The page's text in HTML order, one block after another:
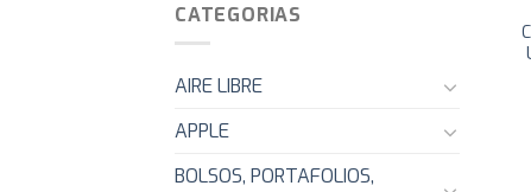
CATEGORIAS
AIRE LIBRE
APPLE
BOLSOS, PORTAFOLIOS,